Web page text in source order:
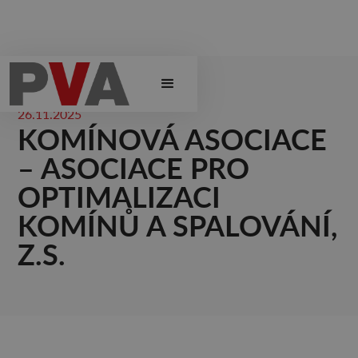
26.11.2025
KOMÍNOVÁ ASOCIACE
– ASOCIACE PRO
OPTIMALIZACI
KOMÍNŮ A SPALOVÁNÍ,
Z.S.